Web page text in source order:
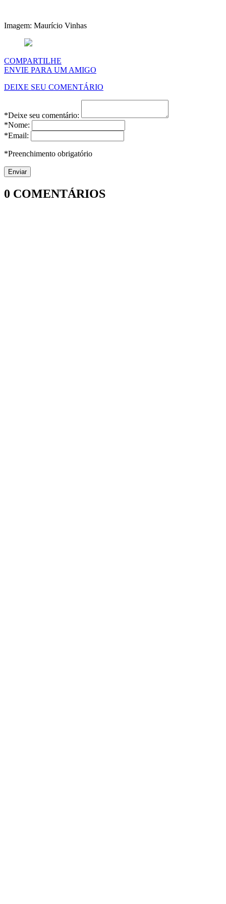
Imagem: Maurício Vinhas
COMPARTILHE
ENVIE PARA UM AMIGO
DEIXE SEU COMENTÁRIO
*Deixe seu comentário:
*Nome:
*Email:
*Preenchimento obrigatório
0 COMENTÁRIOS